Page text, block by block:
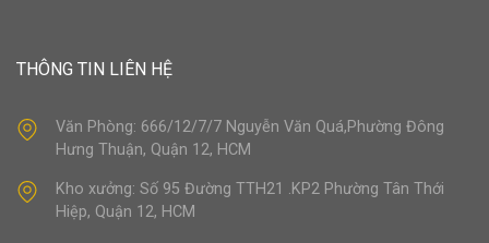
THÔNG TIN LIÊN HỆ
Văn Phòng: 666/12/7/7 Nguyễn Văn Quá,Phường Đông
Hưng Thuận, Quận 12, HCM
Kho xưởng: Số 95 Đường TTH21 .KP2 Phường Tân Thới
Hiệp, Quận 12, HCM